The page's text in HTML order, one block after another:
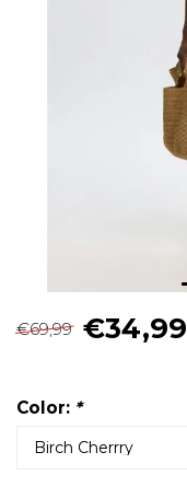
€69,99 €34,99
Color: *